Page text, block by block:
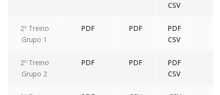
CSV
2º Treino
Grupo 1
PDF PDF
PDF
CSV
2º Treino
Grupo 2
PDF PDF
PDF
CSV